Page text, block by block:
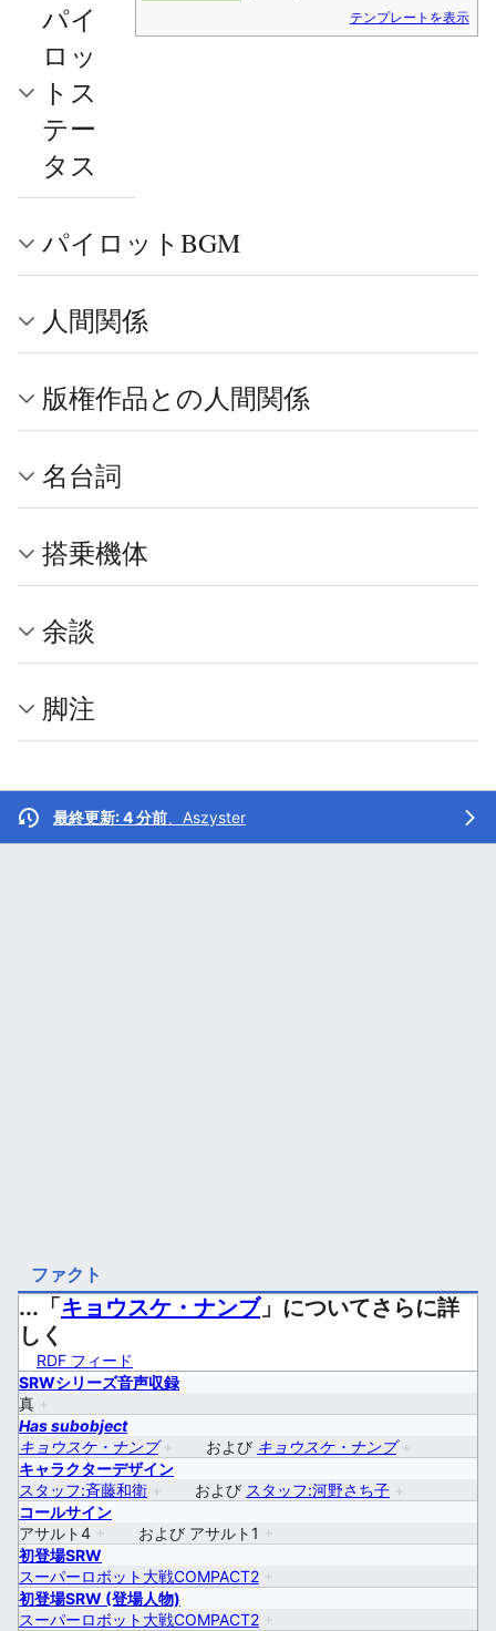
テンプレートを表示
パイ
ロッ
トス
テー
タス
パイロットBGM
人間関係
版権作品との人間関係
名台詞
搭乗機体
余談
脚注
最終更新: 4 分前 Aszyster
ファクト
...「キョウスケ・ナンブ」についてさらに詳
しく
RDF フィード
SRWシリーズ音声収録
真 +
Has subobject
キョウスケ・ナンブ + および キョウスケ・ナンブ +
キャラクターデザイン
スタッフ:斉藤和衛 + および スタッフ:河野さち子 +
コールサイン
アサルト4 + および アサルト1 +
初登場SRW
スーパーロボット大戦COMPACT2 +
初登場SRW (登場人物)
スーパーロボット大戦COMPACT2 +